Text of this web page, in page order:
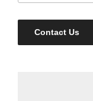
Contact Us